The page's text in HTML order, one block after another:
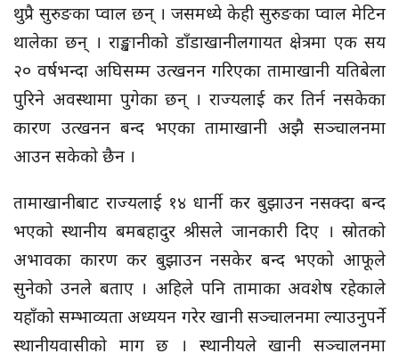
थुप्रै सुरुङका प्वाल छन् । जसमध्ये केही सुरुङका प्वाल मेटिन
थालेका छन् । राङ्खानीको डाँडाखानीलगायत क्षेत्रमा एक सय
२० वर्षभन्दा अघिसम्म उत्खनन गरिएका तामाखानी यतिबेला
पुरिने अवस्थामा पुगेका छन् । राज्यलाई कर तिर्न नसकेका
कारण उत्खनन बन्द भएका तामाखानी अझै सञ्चालनमा
आउन सकेको छैन ।
तामाखानीबाट राज्यलाई १४ धार्नी कर बुझाउन नसक्दा बन्द
भएको स्थानीय बमबहादुर श्रीसले जानकारी दिए । स्रोतको
अभावका कारण कर बुझाउन नसकेर बन्द भएको आफूले
सुनेको उनले बताए । अहिले पनि तामाका अवशेष रहेकाले
यहाँको सम्भाव्यता अध्ययन गरेर खानी सञ्चालनमा ल्याउनुपर्ने
स्थानीयवासीको माग छ । स्थानीयले खानी सञ्चालनमा